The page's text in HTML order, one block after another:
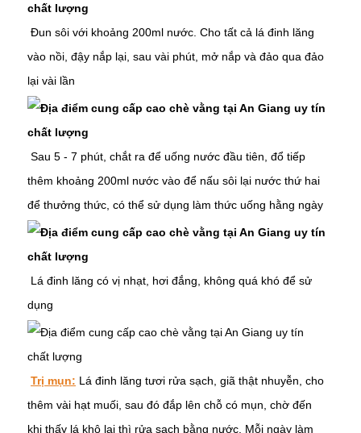
Đun sôi với khoảng 200ml nước. Cho tất cả lá đinh lăng
vào nồi, đậy nắp lại, sau vài phút, mở nắp và đảo qua đảo
lại vài lần
Sau 5 - 7 phút, chắt ra để uống nước đầu tiên, đổ tiếp
thêm khoảng 200ml nước vào để nấu sôi lại nước thứ hai
để thưởng thức, có thể sử dụng làm thức uống hằng ngày
Lá đinh lăng có vị nhạt, hơi đắng, không quá khó để sử
dụng
Trị mụn: Lá đinh lăng tươi rửa sạch, giã thật nhuyễn, cho
thêm vài hạt muối, sau đó đắp lên chỗ có mụn, chờ đến
khi thấy lá khô lại thì rửa sạch bằng nước. Mỗi ngày làm